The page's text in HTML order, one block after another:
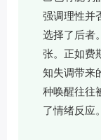
强调理性并
选择了后者
张。正如费
知失调带来
种唤醒往往
了情绪反应。